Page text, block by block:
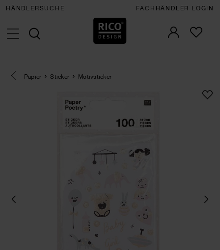
HÄNDLERSUCHE FACHHÄNDLER LOGIN
Eine Kategorie zurück navigieren
Papier Sticker Motivsticker